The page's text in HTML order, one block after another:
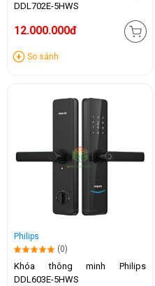
DDL702E-5HWS
12.000.000đ
So sánh
Philips
(0)
Khóa thông minh Philips
DDL603E-5HWS